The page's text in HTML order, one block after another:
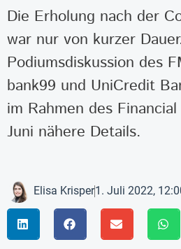
Die Erholung nach der
war nur von kurzer
Podiumsdiskussion des
bank99 und UniCredit
im Rahmen des
Juni nähere Details.
Elisa Krisper1. Juli 2022,